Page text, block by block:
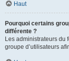
Haut
Pourquoi certains
différente ?
Les administrateurs du
groupe d’utilisateurs